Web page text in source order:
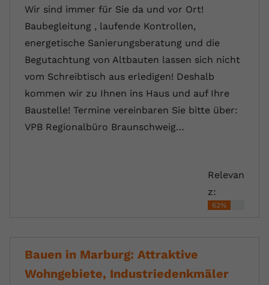
Wir sind immer für Sie da und vor Ort!
Baubegleitung , laufende Kontrollen,
energetische Sanierungsberatung und die
Begutachtung von Altbauten lassen sich nicht
vom Schreibtisch aus erledigen! Deshalb
kommen wir zu Ihnen ins Haus und auf Ihre
Baustelle! Termine vereinbaren Sie bitte über:
VPB Regionalbüro Braunschweig…
Relevan
z:
62%
Bauen in Marburg: Attraktive
Wohngebiete, Industriedenkmäler